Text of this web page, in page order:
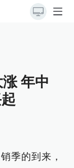
年中
季的到来，